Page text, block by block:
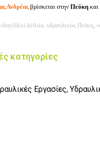
Ανδρέαςβρίσκεται στην Πεύκη και
ydraylikoi kifisia, υδραυλικός Πεύκη,
κατηγορίες
Εργασίες,